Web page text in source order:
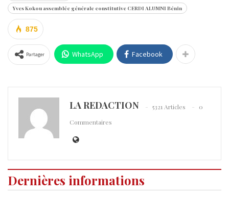
Yves Kokou assemblée générale constitutive CERDI ALUMNI Bénin
875
Partager WhatsApp Facebook
LA REDACTION 5321 Articles
0
Commentaires
Dernières informations